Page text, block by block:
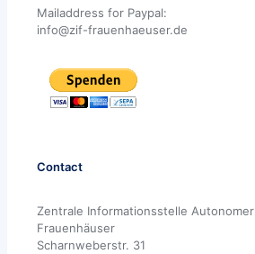
Mailaddress for Paypal:
info@zif-frauenhaeuser.de
Contact
Zentrale Informationsstelle Autonomer
Frauenhäuser
Scharnweberstr. 31